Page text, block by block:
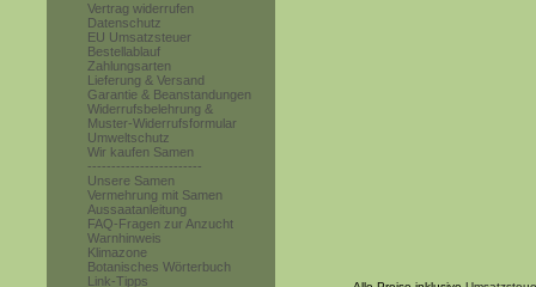
Vertrag widerrufen
Datenschutz
EU Umsatzsteuer
Bestellablauf
Zahlungsarten
Lieferung & Versand
Garantie & Beanstandungen
Widerrufsbelehrung &
Muster-Widerrufsformular
Umweltschutz
Wir kaufen Samen
------------------------
Unsere Samen
Vermehrung mit Samen
Aussaatanleitung
FAQ-Fragen zur Anzucht
Warnhinweis
Klimazone
Botanisches Wörterbuch
Link-Tipps